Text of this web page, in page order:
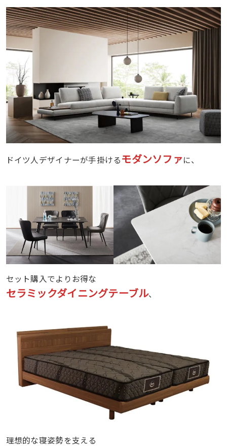
ドイツ人デザイナーが手掛けるモダンソファに、
セット購入でよりお得な
セラミックダイニングテーブル、
理想的な寝姿勢を支える